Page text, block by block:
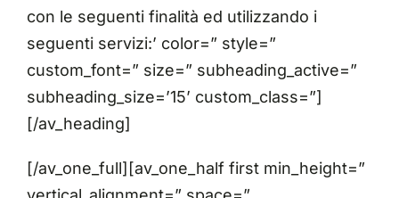
con le seguenti finalità ed utilizzando i
seguenti servizi:’ color=” style=”
custom_font=” size=” subheading_active=”
subheading_size=’15’ custom_class=”]
[/av_heading]
[/av_one_full][av_one_half first min_height=”